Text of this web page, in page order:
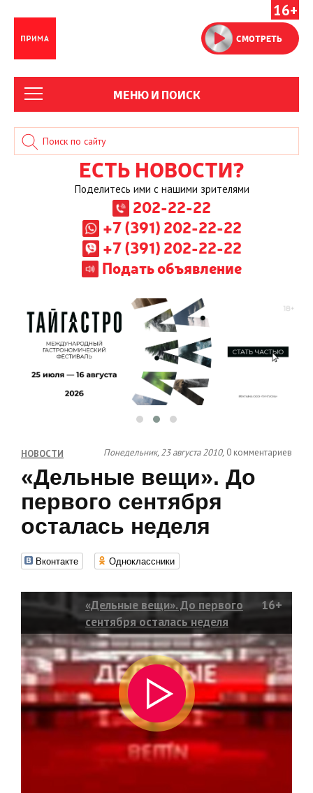
16+
СМОТРЕТЬ
МЕНЮ И ПОИСК
ЕСТЬ НОВОСТИ?
Поделитесь ими с нашими зрителями
202-22-22
+7 (391) 202-22-22
+7 (391) 202-22-22
Подать объявление
НОВОСТИ Понедельник, 23 августа 2010, 0 комментариев
«Дельные вещи». До
первого сентября
осталась неделя
Вконтакте Одноклассники
«Дельные вещи». До первого
сентября осталась неделя
16+